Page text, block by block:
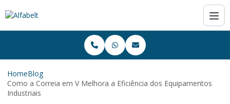
HomeBlog
Como a Correia em V Melhora a Eficiência dos Equipamentos
Industriais